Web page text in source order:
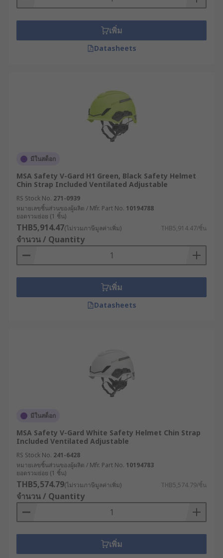
เพิ่ม
Datasheets
มีในสต็อก
MSA Safety V-Gard H1 Green, Black Safety Helmet
Chin Strap Included Ventilated Adjustable
RS Stock No. 271-0939
หมายเลขชิ้นส่วนของผู้ผลิต / Mfr. Part No. 10194788
ยอดรวมย่อย (1 ชิ้น)
THB5,914.47(ไม่รวมภาษีมูลค่าเพิ่ม) THB5,914.47/ชิ้น
จำนวน / Quantity
เพิ่ม
Datasheets
มีในสต็อก
MSA Safety V-Gard White Safety Helmet Chin Strap
Included Ventilated Adjustable
RS Stock No. 241-6428
หมายเลขชิ้นส่วนของผู้ผลิต / Mfr. Part No. 10194783
ยอดรวมย่อย (1 ชิ้น)
THB5,574.79(ไม่รวมภาษีมูลค่าเพิ่ม) THB5,574.79/ชิ้น
จำนวน / Quantity
เพิ่ม